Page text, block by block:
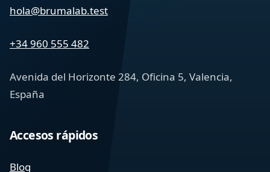
hola@brumalab.test
+34 960 555 482
Avenida del Horizonte 284, Oficina 5, Valencia,
España
Accesos rápidos
Blog